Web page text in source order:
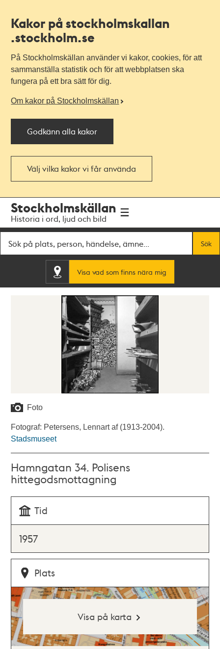
Kakor på stockholmskallan
.stockholm.se
På Stockholmskällan använder vi kakor, cookies, för att
sammanställa statistik och för att webbplatsen ska
fungera på ett bra sätt för dig.
Om kakor på Stockholmskällan
Godkänn alla kakor
Välj vilka kakor vi får använda
navigationen
huvudinnehållet
Stockholmskällan
Historia i ord, ljud och bild
Sök
Visa vad som finns nära mig
Foto
Fotograf: Petersens, Lennart af (1913-2004).
Stadsmuseet
Hamngatan 34. Polisens
hittegodsmottagning
Tid
1957
Plats
Visa på karta